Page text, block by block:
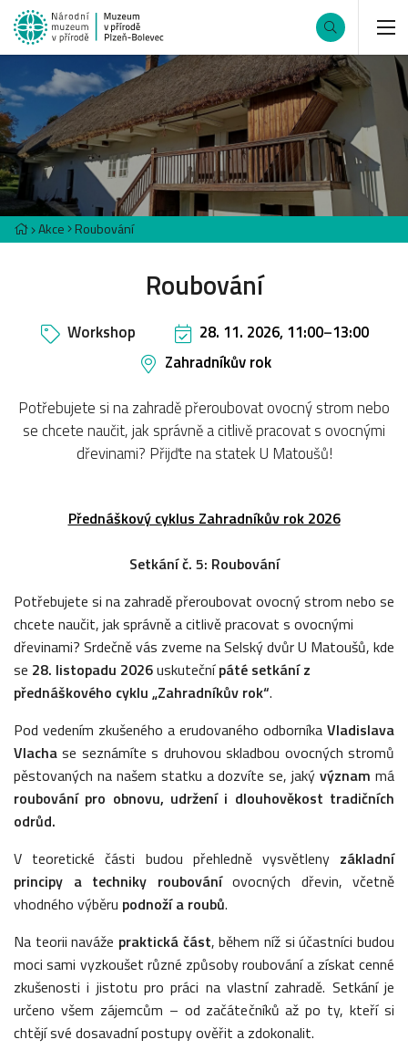
Akce Roubování
Roubování
Workshop 28. 11. 2026, 11:00–13:00
Zahradníkův rok
Potřebujete si na zahradě přeroubovat ovocný strom nebo
se chcete naučit, jak správně a citlivě pracovat s ovocnými
dřevinami? Přijďte na statek U Matoušů!
Přednáškový cyklus Zahradníkův rok 2026
Setkání č. 5: Roubování
Potřebujete si na zahradě přeroubovat ovocný strom nebo se
chcete naučit, jak správně a citlivě pracovat s ovocnými
dřevinami? Srdečně vás zveme na Selský dvůr U Matoušů, kde
se 28. listopadu 2026uskutečnípáté setkání z
přednáškového cyklu „Zahradníkův rok“.
Pod vedením zkušeného a erudovaného odborníka Vladislava
Vlacha se seznámíte s druhovou skladbou ovocných stromů
pěstovaných na našem statku a dozvíte se, jakývýznam má
roubování pro obnovu, udržení i dlouhověkost tradičních
odrůd.
V teoretické části budou přehledně vysvětleny základní
principy a techniky roubování ovocných dřevin, včetně
vhodného výběru podnoží a roubů.
Na teorii naváže praktická část, během níž si účastníci budou
moci sami vyzkoušet různé způsoby roubování a získat cenné
zkušenosti i jistotu pro práci na vlastní zahradě. Setkání je
určeno všem zájemcům – od začátečníků až po ty, kteří si
chtějí své dosavadní postupy ověřit a zdokonalit.